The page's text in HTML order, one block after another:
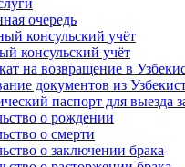
очередь
консульский учёт
консульский учёт
на возвращение в
документов из
паспорт для выезда
о рождении
о смерти
о заключении брака